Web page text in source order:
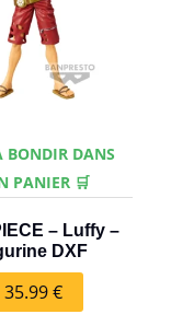
BONDIR DANS
PANIER 🛒
– Luffy –
DXF
35.99€